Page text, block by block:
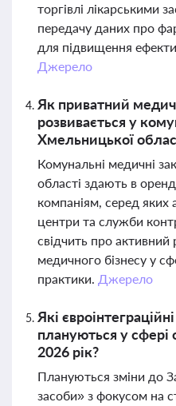
торгівлі лікарськими
передачу даних про
для підвищення
Джерело
Як приватний
розвивається у
Хмельницької
Комунальні медичні
області здають в
компаніям, серед яких
центри та служби
свідчить про активний
медичного бізнесу у
практики. Джерело
Які
плануються у сфері
2026 рік?
Плануються зміни до
засоби» з фокусом на